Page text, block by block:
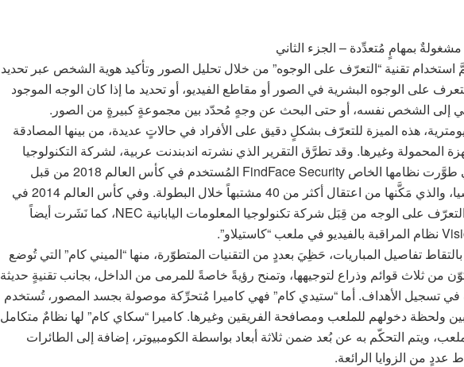
بمهامٍ مُتعدِّدة – الجزء الثاني
قطر 2022، تمَّ استخدام تقنية “التعرّف على الوجوه” من خلال تحليل الصور وتأكيد هوية الشخص عبر تحديد
على الوجوه البشرية في الصور أو مقاطع الفيديو، أو تحديد ما إذا كان الوجه الموجود
إلى الشخص نفسه، أو حتى البحث عن وجهٍ مُحدّد بين مجموعةٍ كبيرةٍ من الصور.
هذه الميزة للتعرّف بشكلٍ دقيق على الأفراد في حالاتٍ عديدة، من بينها المصادقة
المحمولة وغيرها. وقد تطرَّق التقرير الذي نشرته اندبندنت عربية، لشركة التكنولوجيا
الروسية NtechLab، والتي طوَّرت نظامها الخاص FindFace Security المُستخدم في كأس العالم 2018 من قبل
السلطات المحلية في روسيا، والذي مَكَّنها من اعتقال أكثر من 40 مشتبهاً خلال البطولة. وفي كأس العالم 2014 في
البرازيل، استُخدمت ميزة التعرّف على الوجه من قِبَل شركة تكنولوجيا المعلومات اليابانية NEC، كما نَشَرت أيضاً
تفاصيل المباريات، حَظِيَ بعددٍ من التقنيات المتطوّرة، منها “الميني كام” التي تُوضع
ثلاث قوائم وذراع لتوجيهها، وتمنح رؤيةً خاصةً للمرمى من الداخل، بجانب تقنيةٍ حديثة
في تسجيل الأهداف. أما “ستيدي كام” فهي كاميرا مُتحرِّكة موصولة بجسد المصور، تُستخدم
ولحظة دخولهم للملعب ومصافحة الفريقين وغيرها. كاميرا “سكاي كام” لها نظامٌ متكامل
ويتم التحكّم به عن بُعد ضمن ثلاثة أبعاد بواسطة الكومبيوتر، إضافة إلى الطائرات
عددٍ من الزوايا الرائعة.